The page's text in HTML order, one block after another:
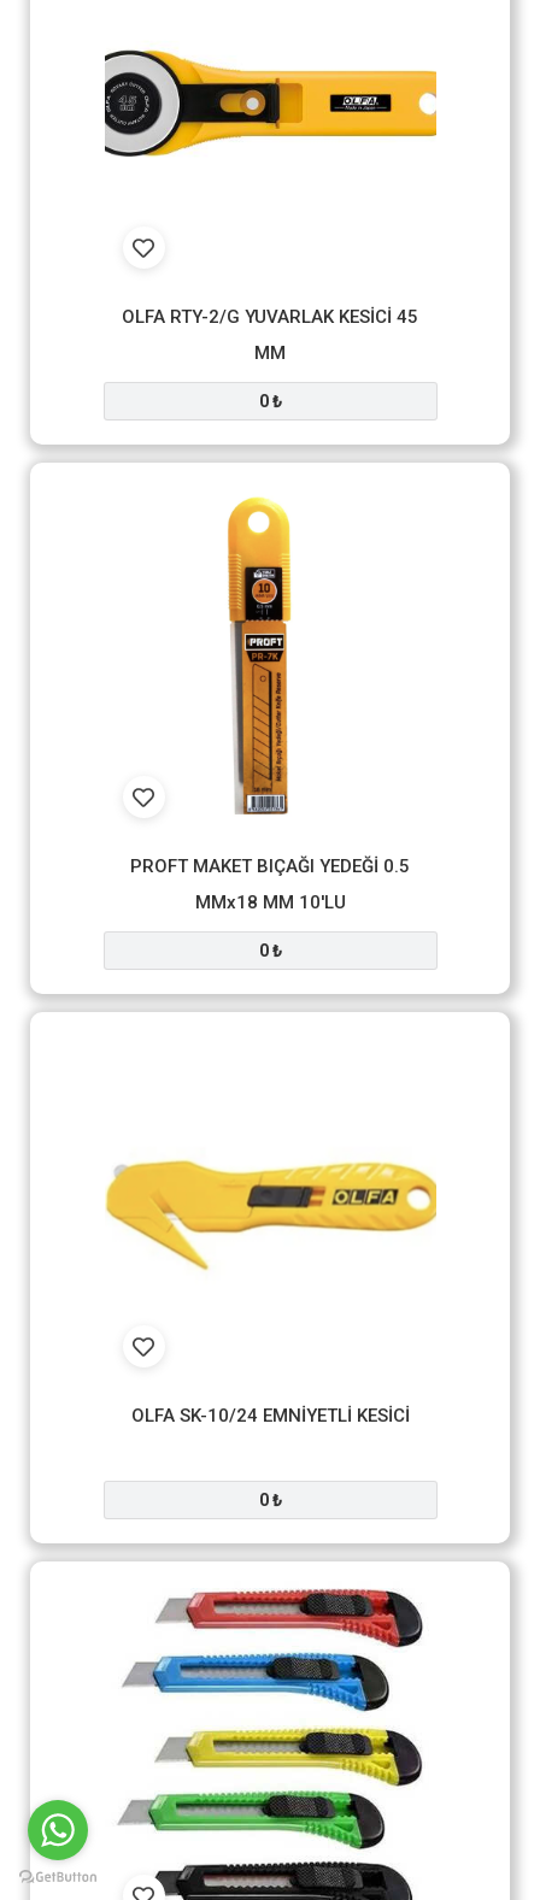
OLFA RTY-2/G YUVARLAK KESİCİ 45
MM
0 ₺
PROFT MAKET BIÇAĞI YEDEĞİ 0.5
MMx18 MM 10'LU
0 ₺
OLFA SK-10/24 EMNİYETLİ KESİCİ
0 ₺